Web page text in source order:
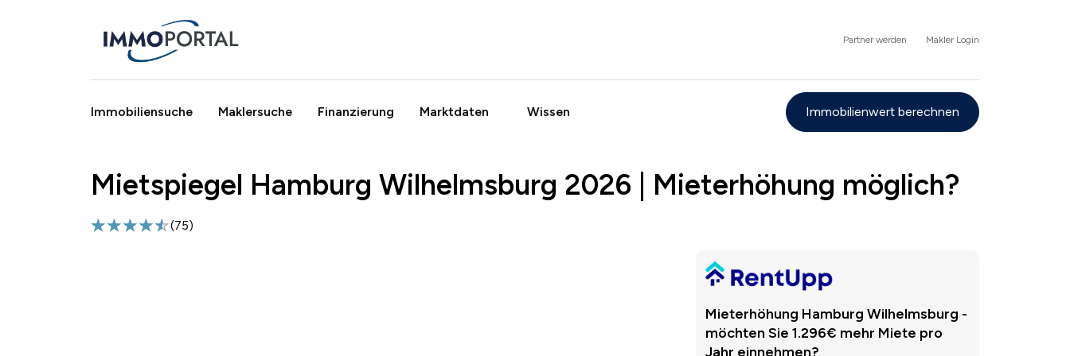
Partner werden Makler Login
Immobiliensuche Maklersuche Finanzierung Marktdaten Wissen Immobilienwert berechnen
Breadcrumb
Mietspiegel Hamburg Wilhelmsburg 2026 | Mieterhöhung möglich?
(75)
Mieterhöhung Hamburg Wilhelmsburg -
möchten Sie 1.296€ mehr Miete pro
Jahr einnehmen?